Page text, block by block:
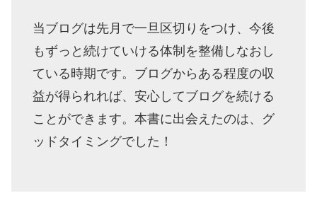
当ブログは先月で一旦区切りをつけ、今後
もずっと続けていける体制を整備しなおし
ている時期です。ブログからある程度の収
益が得られれば、安心してブログを続ける
ことができます。本書に出会えたのは、グ
ッドタイミングでした！